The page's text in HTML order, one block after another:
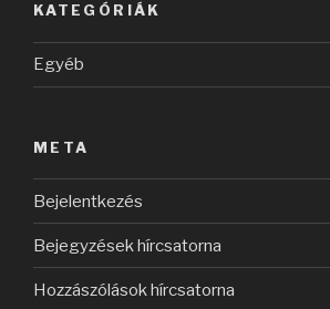
KATEGÓRIÁK
Egyéb
META
Bejelentkezés
Bejegyzések hírcsatorna
Hozzászólások hírcsatorna